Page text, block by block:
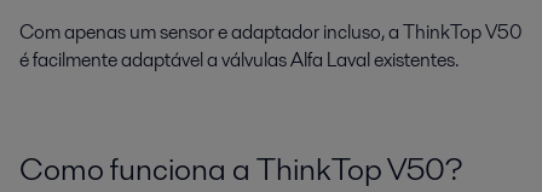
Com apenas um sensor e adaptador incluso, a ThinkTop V50
é facilmente adaptável a válvulas Alfa Laval existentes.
Como funciona a ThinkTop V50?